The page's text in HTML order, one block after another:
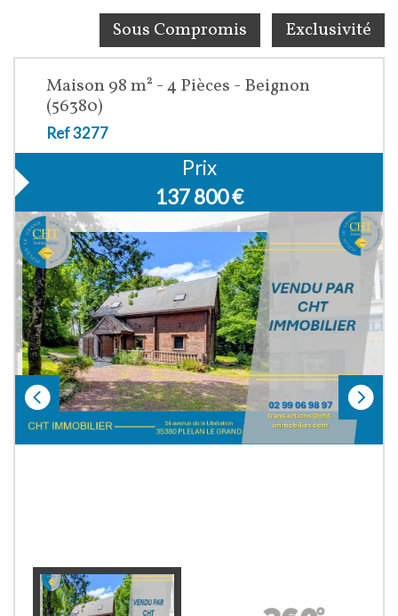
Sous Compromis Exclusivité
Maison 98 m² - 4 Pièces - Beignon
(56380)
Ref 3277
Prix
137 800€